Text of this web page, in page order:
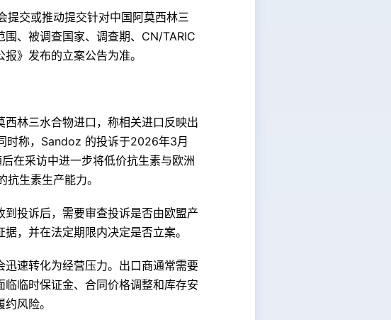
交或推动提交针对中国阿莫西林三
、被调查国家、调查期、CN/TARIC
》发布的立案公告为准。
林三水合物进口，称相关进口反映出
时称，Sandoz 的投诉于2026年3月
在采访中进一步将低价抗生素与欧洲
生素生产能力。
投诉后，需要审查投诉是否由欧盟产
，并在法定期限内决定是否立案。
速转化为经营压力。出口商通常需要
临时保证金、合同价格调整和库存安
风险。